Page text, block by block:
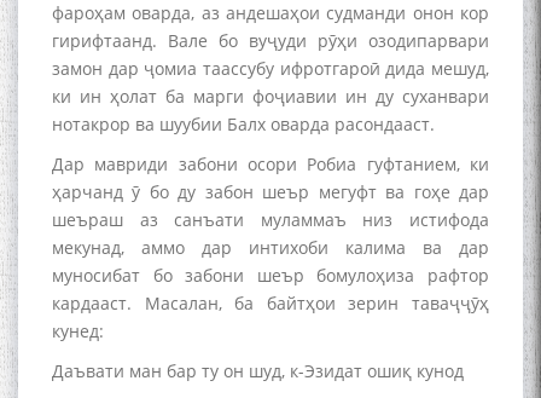
фароҳам оварда, аз андешаҳои судманди онон кор
гирифтаанд. Вале бо вуҷуди рӯҳи озодипарвари
замон дар ҷомиа таассубу ифротгароӣ дида мешуд,
ки ин ҳолат ба марги фоҷиавии ин ду суханвари
нотакрор ва шуубии Балх оварда расондааст.
Дар мавриди забони осори Робиа гуфтанием, ки
ҳарчанд ӯ бо ду забон шеър мегуфт ва гоҳе дар
шеъраш аз санъати муламмаъ низ истифода
мекунад, аммо дар интихоби калима ва дар
муносибат бо забони шеър бомулоҳиза рафтор
кардааст. Масалан, ба байтҳои зерин таваҷҷӯҳ
кунед:
Даъвати ман бар ту он шуд, к-Эзидат ошиқ кунод